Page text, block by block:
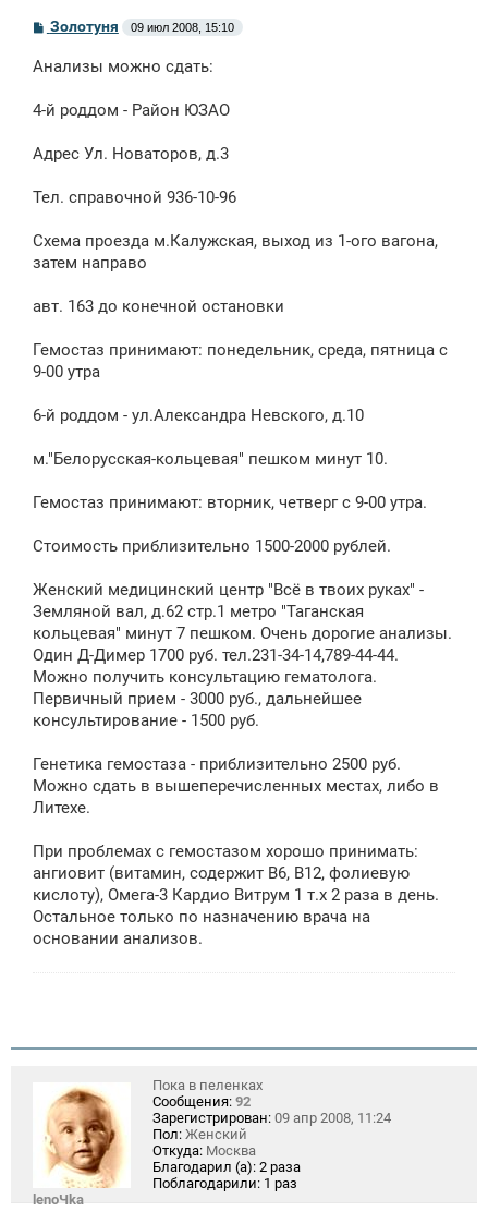
С
б
е
н
Золотуня 09 июл 2008, 15:10
Анализы можно сдать:
4-й роддом - Район ЮЗАО
Адрес Ул. Новаторов, д.3
Тел. справочной 936-10-96
Схема проезда м.Калужская, выход из 1-ого вагона,
затем направо
авт. 163 до конечной остановки
Гемостаз принимают: понедельник, среда, пятница с
9-00 утра
6-й роддом - ул.Александра Невского, д.10
м."Белорусская-кольцевая" пешком минут 10.
Гемостаз принимают: вторник, четверг с 9-00 утра.
Стоимость приблизительно 1500-2000 рублей.
Женский медицинский центр "Всё в твоих руках" -
Земляной вал, д.62 стр.1 метро "Таганская
кольцевая" минут 7 пешком. Очень дорогие анализы.
Один Д-Димер 1700 руб. тел.231-34-14,789-44-44.
Можно получить консультацию гематолога.
Первичный прием - 3000 руб., дальнейшее
консультирование - 1500 руб.
Генетика гемостаза - приблизительно 2500 руб.
Можно сдать в вышеперечисленных местах, либо в
Литехе.
При проблемах с гемостазом хорошо принимать:
ангиовит (витамин, содержит В6, В12, фолиевую
кислоту), Омега-3 Кардио Витрум 1 т.х 2 раза в день.
Остальное только по назначению врача на
основании анализов.
lenoЧka
Пока в пеленках
Сообщения: 92
Зарегистрирован: 09 апр 2008, 11:24
Пол: Женский
Откуда: Москва
Благодарил (а): 2 раза
Поблагодарили: 1 раз